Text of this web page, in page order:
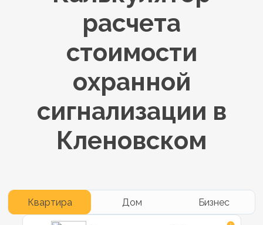
расчета
стоимости
охранной
сигнализации в
Кленовском
Квартира Дом Бизнес